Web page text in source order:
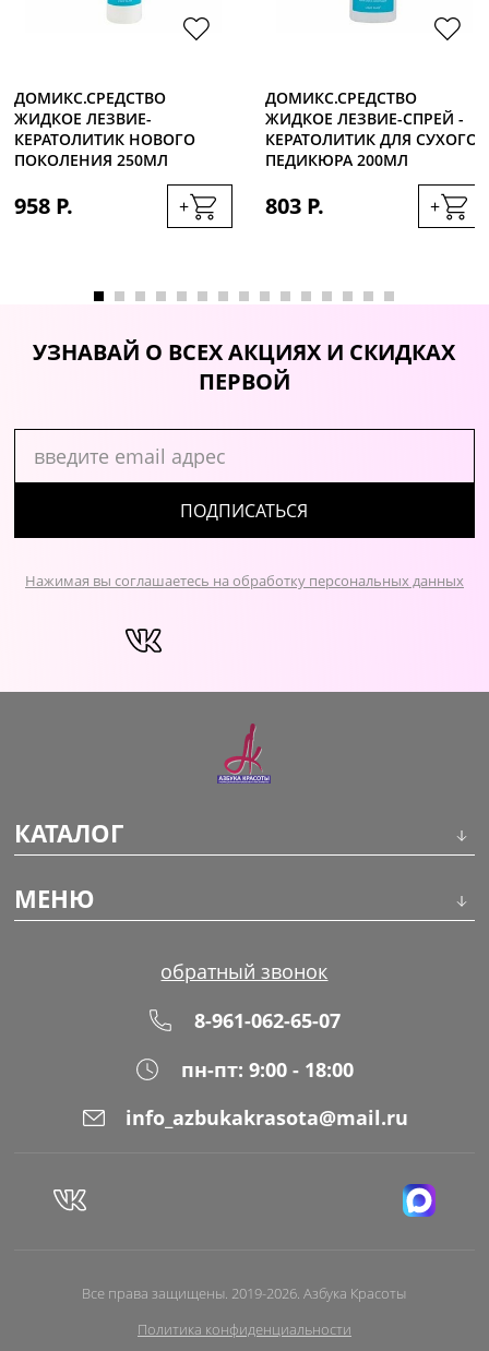
ДОМИКС.СРЕДСТВО
ЖИДКОЕ ЛЕЗВИЕ-
КЕРАТОЛИТИК НОВОГО
ПОКОЛЕНИЯ 250МЛ
958 Р. +
ДОМИКС.СРЕДСТВО
ЖИДКОЕ ЛЕЗВИЕ-СПРЕЙ -
КЕРАТОЛИТИК ДЛЯ СУХОГО
ПЕДИКЮРА 200МЛ
803 Р. +
УЗНАВАЙ О ВСЕХ АКЦИЯХ И СКИДКАХ
ПЕРВОЙ
ПОДПИСАТЬСЯ
Нажимая вы соглашаетесь на обработку персональных данных
КАТАЛОГ
Макияж
МЕНЮ
Оплата
обратный звонок
8-961-062-65-07
пн-пт: 9:00 - 18:00
info_azbukakrasota@mail.ru
Все права защищены. 2019-2026. Азбука Красоты
Политика конфиденциальности